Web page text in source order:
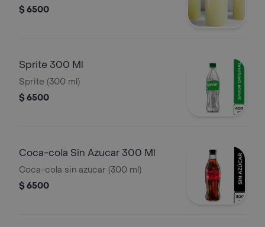
$ 6500
Sprite 300 Ml
Sprite (300 ml)
$ 6500
Coca-cola Sin Azucar 300 Ml
Coca-cola sin azucar (300 ml)
$ 6500